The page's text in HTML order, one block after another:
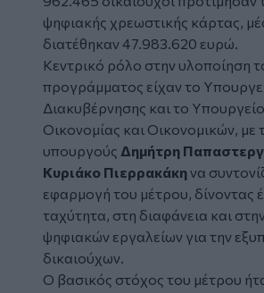
ψηφιακής χρεωστικής κάρτας,
διατέθηκαν 47.983.620 ευρώ.
Κεντρικό ρόλο στην υλοποίηση
προγράμματος είχαν το
Διακυβέρνησης και το
Οικονομίας και Οικονομικών, με
υπουργούς Δημήτρη
Κυριάκο Πιερρακάκηνα
εφαρμογή του μέτρου, δίνοντας
ταχύτητα, στη διαφάνεια και
ψηφιακών εργαλείων για την
δικαιούχων.
Ο βασικός στόχος του μέτρου